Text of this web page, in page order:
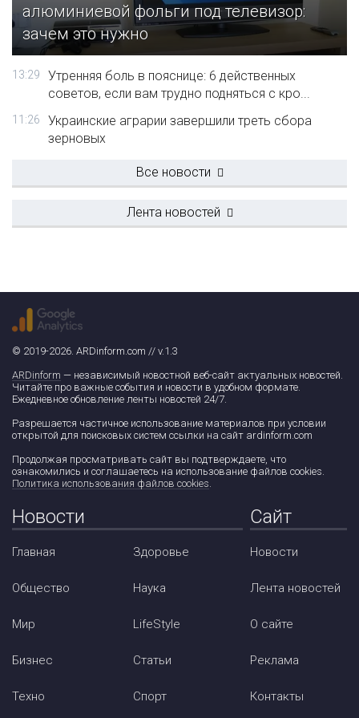
алюминиевой фольги под телевизор:
зачем это нужно
13:29
Утренняя боль в пояснице: 6 действенных
советов, если вам трудно подняться с кро...
11:26
Украинские аграрии завершили треть сбора
зерновых
Все новости
Лента новостей
© 2019-2026. ARDinform.com // v.1.3
ARDinform — независимый новостной веб-сайт актуальных новостей.
Читайте про важные события и новости в удобном формате.
Ежедневное обновление ленты новостей 24/7.
Разрешается частичное использование материалов при условии
открытой для поисковых систем ссылки на сайт ardinform.com
Продолжая просматривать сайт вы подтверждаете, что
ознакомились и соглашаетесь на использование файлов cookies.
Политика использования файлов cookies.
Новости
Главная
Общество
Мир
Бизнес
Техно
Здоровье
Наука
LifeStyle
Статьи
Спорт
Сайт
Новости
Лента новостей
О сайте
Реклама
Контакты